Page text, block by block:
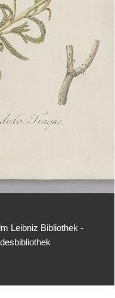
Leibniz Bibliothek -